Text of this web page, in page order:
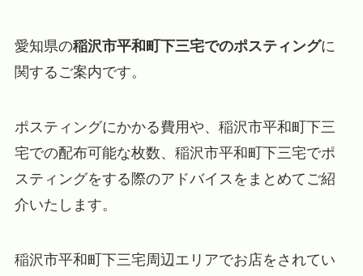
愛知県の稲沢市平和町下三宅でのポスティングに
関するご案内です。
ポスティングにかかる費用や、稲沢市平和町下三
宅での配布可能な枚数、稲沢市平和町下三宅でポ
スティングをする際のアドバイスをまとめてご紹
介いたします。
稲沢市平和町下三宅周辺エリアでお店をされてい